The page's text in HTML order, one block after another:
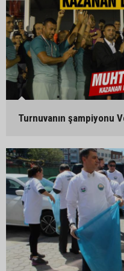
Turnuvanın şampiyonu